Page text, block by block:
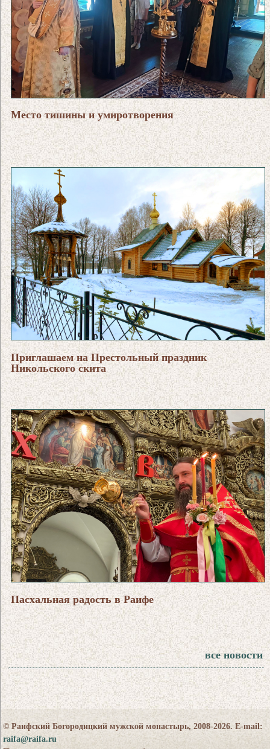
Место тишины и умиротворения
Приглашаем на Престольный праздник
Никольского скита
Пасхальная радость в Раифе
все новости
© Раифский Богородицкий мужской монастырь, 2008-2026. E-mail:
raifa@raifa.ru